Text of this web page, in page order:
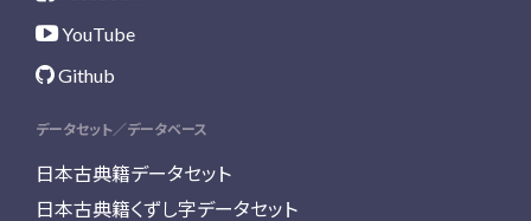
YouTube
Github
データセット／データベース
日本古典籍データセット
日本古典籍くずし字データセット